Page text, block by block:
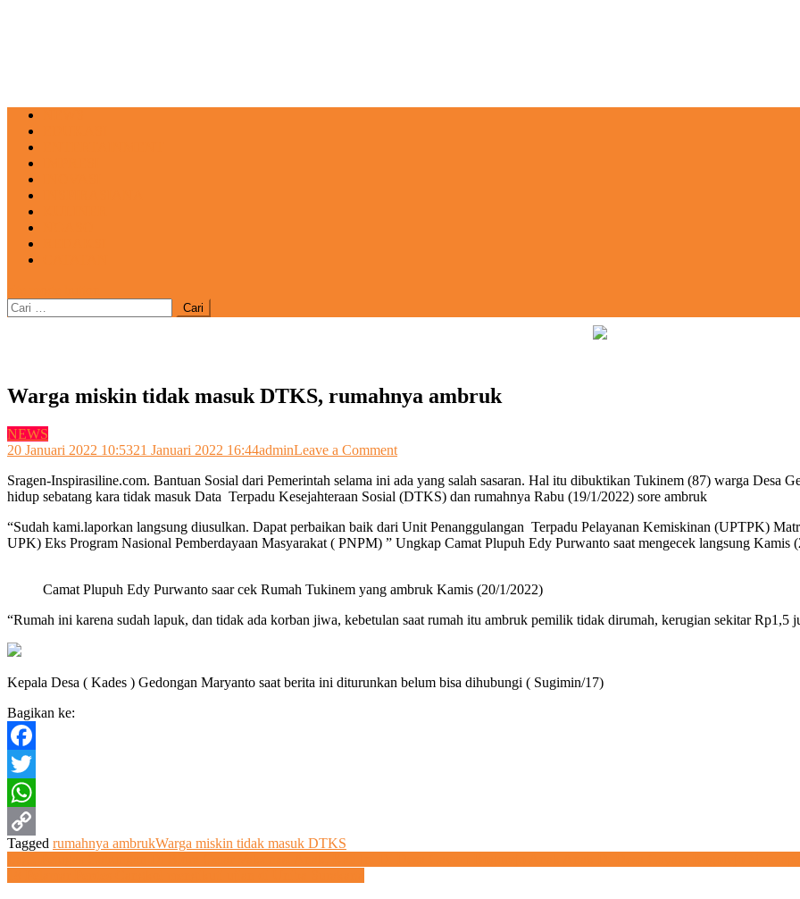
Cari
untuk:
Warga miskin tidak masuk DTKS, rumahnya ambruk
NEWS
20 Januari 2022 10:5321 Januari 2022 16:44adminLeave a Commenton
miskin
tidak
DTKS,
rumahnya
Sragen-Inspirasiline.com. Bantuan Sosial dari Pemerintah selama ini ada yang salah sasaran. Hal itu dibuktikan Tukinem (87) warga Desa
hidup sebatang kara tidak masuk Data Terpadu Kesejahteraan Sosial (DTKS) dan rumahnya Rabu (19/1/2022) sore ambruk
“Sudah kami.laporkan langsung diusulkan. Dapat perbaikan baik dari Unit Penanggulangan Terpadu Pelayanan Kemiskinan (UPTPK)
UPK) Eks Program Nasional Pemberdayaan Masyarakat ( PNPM) ” Ungkap Camat Plupuh Edy Purwanto saat mengecek langsung Kamis
Camat Plupuh Edy Purwanto saar cek Rumah Tukinem yang ambruk Kamis (20/1/2022)
“Rumah ini karena sudah lapuk, dan tidak ada korban jiwa, kebetulan saat rumah itu ambruk pemilik tidak dirumah, kerugian sekitar Rp1,5
Kepala Desa ( Kades ) Gedongan Maryanto saat berita ini diturunkan belum bisa dihubungi ( Sugimin/17)
Bagikan ke:
Facebook
Twitter
WhatsApp
Copy
Tagged rumahnya ambrukWarga miskin tidak masuk DTKS
Navigasi
pos